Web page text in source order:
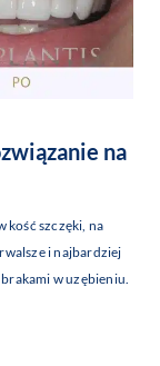
na
kość szczęki, na
i najbardziej
w uzębieniu.